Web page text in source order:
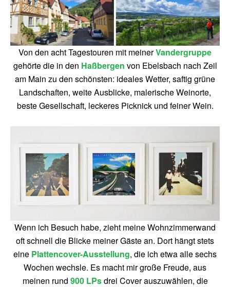
Von den acht Tagestouren mit meinerVandergruppe
gehörte die in den Haßbergen von Ebelsbach nach Zeil
am Main zu den schönsten: ideales Wetter, saftig grüne
Landschaften, weite Ausblicke, malerische Weinorte,
beste Gesellschaft, leckeres Picknick und feiner Wein.
Wenn ich Besuch habe, zieht meine Wohnzimmerwand
oft schnell die Blicke meiner Gäste an. Dort hängt stets
eine Plattencover-Ausstellung, die ich etwa alle sechs
Wochen wechsle. Es macht mir große Freude, aus
meinen rund 900 LPsdrei Cover auszuwählen, die